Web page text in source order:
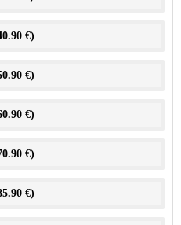
€)
€)
€)
€)
€)